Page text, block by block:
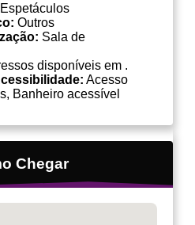
Espetáculos
Outros
Sala de
disponíveis em .
Acesso
Banheiro acessível
Chegar